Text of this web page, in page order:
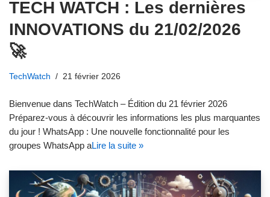
TECH WATCH : Les dernières
INNOVATIONS du 21/02/2026
🚀
TechWatch 21 février 2026
Bienvenue dans TechWatch – Édition du 21 février 2026
Préparez-vous à découvrir les informations les plus marquantes
du jour ! WhatsApp : Une nouvelle fonctionnalité pour les
groupes WhatsApp aLire la suite »